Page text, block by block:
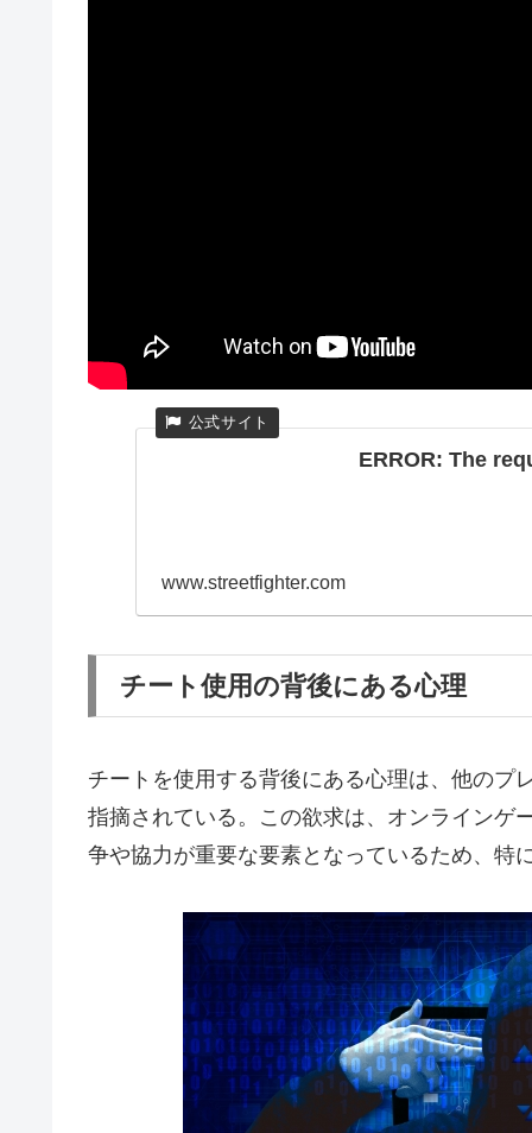
ERROR: The
www.streetfighter.com
チート使用の背後にある心理
チートを使用する背後にある心理は、他のプ
指摘されている。この欲求は、オンラインゲ
争や協力が重要な要素となっているため、特